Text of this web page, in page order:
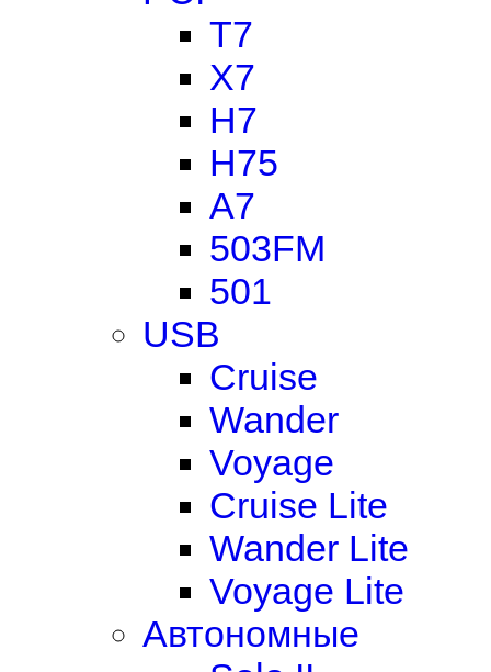
T7
X7
H7
H75
A7
503FM
501
USB
Cruise
Wander
Voyage
Cruise Lite
Wander Lite
Voyage Lite
Автономные